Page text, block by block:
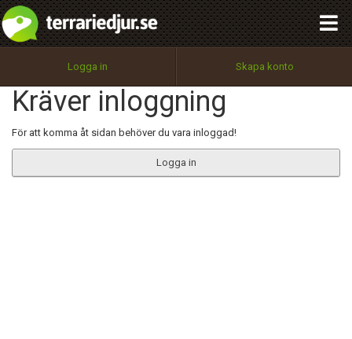
Logga in Skapa konto
Kräver inloggning
För att komma åt sidan behöver du vara inloggad!
Logga in
Utför
100%
OK
integritetspolicy
Namn:
Epost:
Begär nytt lösenord
Tillbaka till förstasidan